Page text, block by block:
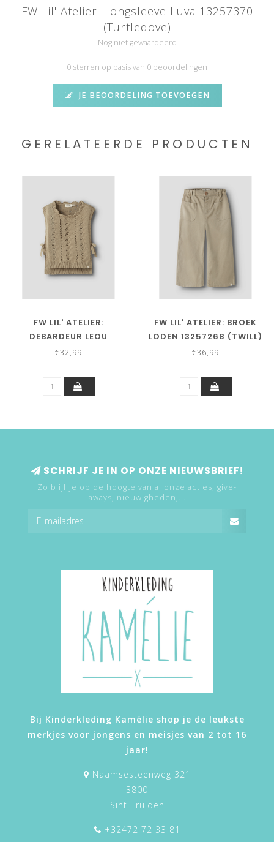
FW Lil' Atelier: Longsleeve Luva 13257370
(Turtledove)
Nog niet gewaardeerd
0 sterren op basis van 0 beoordelingen
JE BEOORDELING TOEVOEGEN
GERELATEERDE PRODUCTEN
FW LIL' ATELIER:
DEBARDEUR LEOU
13257366 (TWILL)
€32,99
FW LIL' ATELIER: BROEK
LODEN 13257268 (TWILL)
€36,99
SCHRIJF JE IN OP ONZE NIEUWSBRIEF!
Zo blijf je op de hoogte van al onze acties, give-
aways, nieuwigheden,...
Bij Kinderkleding Kamélie shop je de leukste
merkjes voor jongens en meisjes van 2 tot 16
jaar!
Naamsesteenweg 321
3800
Sint-Truiden
+32472 72 33 81